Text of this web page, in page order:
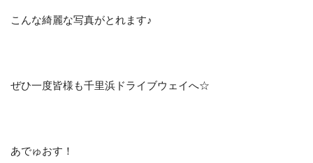
こんな綺麗な写真がとれます♪
ぜひ一度皆様も千里浜ドライブウェイへ☆
あでゅおす！